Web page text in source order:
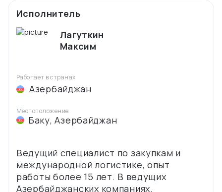
Исполнитель
Лагуткин
Максим
Работает в странах
Азербайджан
Местоположение
Баку,Азербайджан
Ведущий специалист по закупкам и
международной логистике, опыт
работы более 15 лет. В ведущих